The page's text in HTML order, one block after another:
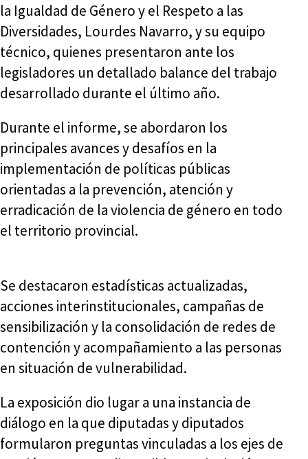
la Igualdad de Género y el Respeto a las
Diversidades, Lourdes Navarro, y su equipo
técnico, quienes presentaron ante los
legisladores un detallado balance del trabajo
desarrollado durante el último año.
Durante el informe, se abordaron los
principales avances y desafíos en la
implementación de políticas públicas
orientadas a la prevención, atención y
erradicación de la violencia de género en todo
el territorio provincial.
Se destacaron estadísticas actualizadas,
acciones interinstitucionales, campañas de
sensibilización y la consolidación de redes de
contención y acompañamiento a las personas
en situación de vulnerabilidad.
La exposición dio lugar a una instancia de
diálogo en la que diputadas y diputados
formularon preguntas vinculadas a los ejes de